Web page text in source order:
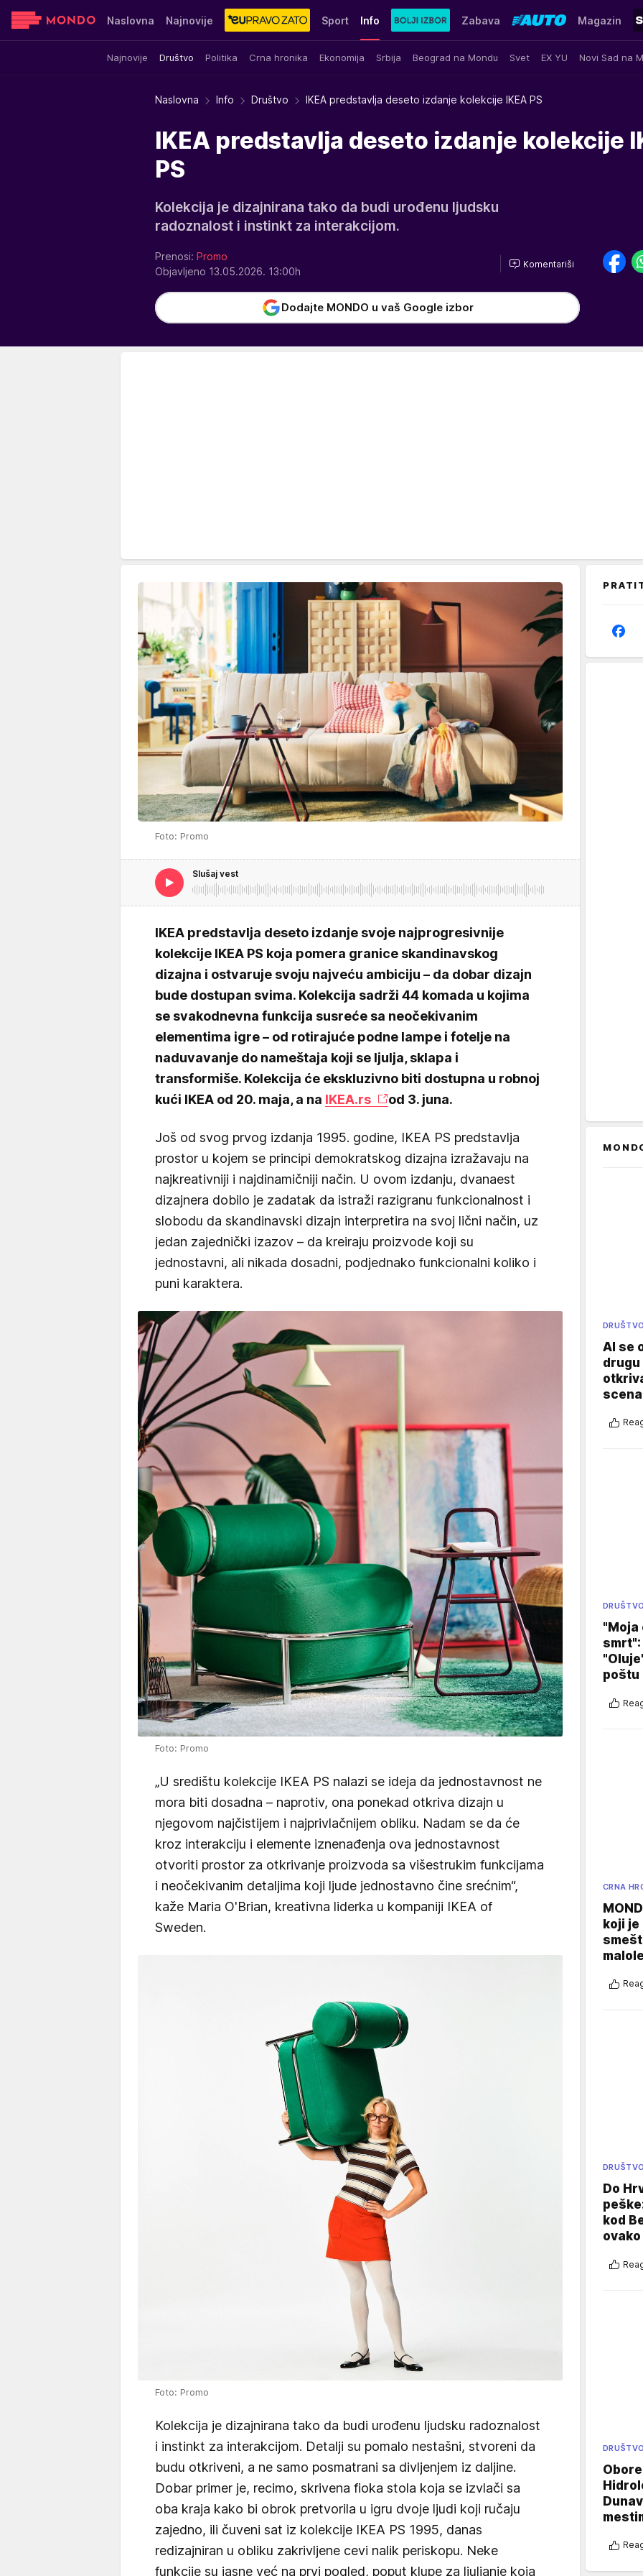
Naslovna Najnovije Sport Info
Najnovije Društvo Politika Crna hronika Ekonomija Srbija Beograd na Mondu Svet EX YU Novi Sad na
Zabava Magazin
Sensa Stvar ukusa Yumama
Naslovna Info Društvo IKEA predstavlja deseto izdanje kolekcije IKEA PS
IKEA predstavlja deseto izdanje kolekcije
PS
Kolekcija je dizajnirana tako da budi urođenu ljudsku
radoznalost i instinkt za interakcijom.
Prenosi: Promo
Objavljeno 13.05.2026. 13:00h
Komentariši
Dodajte MONDO u vaš Google izbor
Foto: Promo
Slušaj vest
IKEA predstavlja deseto izdanje svoje najprogresivnije
kolekcije IKEA PS koja pomera granice skandinavskog
dizajna i ostvaruje svoju najveću ambiciju – da dobar dizajn
bude dostupan svima. Kolekcija sadrži 44 komada u kojima
se svakodnevna funkcija susreće sa neočekivanim
elementima igre – od rotirajuće podne lampe i fotelje na
naduvavanje do nameštaja koji se ljulja, sklapa i
transformiše. Kolekcija će ekskluzivno biti dostupna u robnoj
kući IKEA od 20. maja, a na IKEA.rs od 3. juna.
Još od svog prvog izdanja 1995. godine, IKEA PS predstavlja
prostor u kojem se principi demokratskog dizajna izražavaju na
najkreativniji i najdinamičniji način. U ovom izdanju, dvanaest
dizajnera dobilo je zadatak da istraži razigranu funkcionalnost i
slobodu da skandinavski dizajn interpretira na svoj lični način, uz
jedan zajednički izazov – da kreiraju proizvode koji su
jednostavni, ali nikada dosadni, podjednako funkcionalni koliko i
puni karaktera.
Foto: Promo
„U središtu kolekcije IKEA PS nalazi se ideja da jednostavnost ne
mora biti dosadna – naprotiv, ona ponekad otkriva dizajn u
njegovom najčistijem i najprivlačnijem obliku. Nadam se da će
kroz interakciju i elemente iznenađenja ova jednostavnost
otvoriti prostor za otkrivanje proizvoda sa višestrukim funkcijama
i neočekivanim detaljima koji ljude jednostavno čine srećnim“,
kaže Maria O'Brian, kreativna liderka u kompaniji IKEA of
Sweden.
Foto: Promo
Kolekcija je dizajnirana tako da budi urođenu ljudsku radoznalost
i instinkt za interakcijom. Detalji su pomalo nestašni, stvoreni da
budu otkriveni, a ne samo posmatrani sa divljenjem iz daljine.
Dobar primer je, recimo, skrivena fioka stola koja se izvlači sa
oba kraja kako bi obrok pretvorila u igru dvoje ljudi koji ručaju
zajedno, ili čuveni sat iz kolekcije IKEA PS 1995, danas
redizajniran u obliku zakrivljene cevi nalik periskopu. Neke
funkcije su jasne već na prvi pogled, poput klupe za ljuljanje koja
DRUŠTVO
AI se
DRUŠTVO
"Moja
poštu
CRNA
koji je
DRUŠTVO
Do
kod
DRUŠTVO